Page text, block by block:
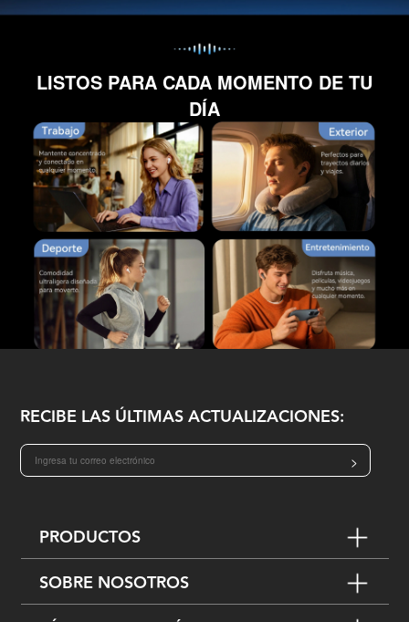
LISTOS PARA CADA MOMENTO DE TU
DÍA
RECIBE LAS ÚLTIMAS ACTUALIZACIONES:
>
PRODUCTOS
SOBRE NOSOTROS